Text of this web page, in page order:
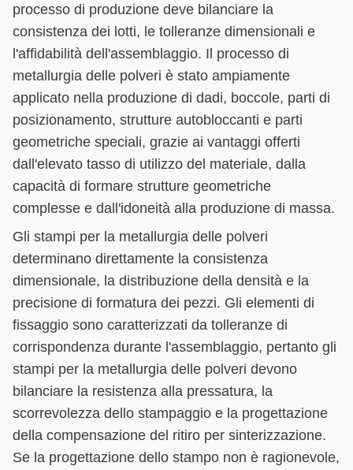
processo di produzione deve bilanciare la
consistenza dei lotti, le tolleranze dimensionali e
l'affidabilità dell'assemblaggio. Il processo di
metallurgia delle polveri è stato ampiamente
applicato nella produzione di dadi, boccole, parti di
posizionamento, strutture autobloccanti e parti
geometriche speciali, grazie ai vantaggi offerti
dall'elevato tasso di utilizzo del materiale, dalla
capacità di formare strutture geometriche
complesse e dall'idoneità alla produzione di massa.
Gli stampi per la metallurgia delle polveri
determinano direttamente la consistenza
dimensionale, la distribuzione della densità e la
precisione di formatura dei pezzi. Gli elementi di
fissaggio sono caratterizzati da tolleranze di
corrispondenza durante l'assemblaggio, pertanto gli
stampi per la metallurgia delle polveri devono
bilanciare la resistenza alla pressatura, la
scorrevolezza dello stampaggio e la progettazione
della compensazione del ritiro per sinterizzazione.
Se la progettazione dello stampo non è ragionevole,